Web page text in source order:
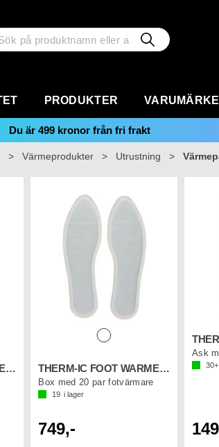
PRODUKTER
Du är 499 kronor från fri frakt
> Värmeprodukter > Utrustning >
THERM-IC FOOT WARMER (5-p) THERM-IC FOOT WARMER (20-p)
Box med 20 par fotvärmare
19 i lager
749,-
Ask
30+